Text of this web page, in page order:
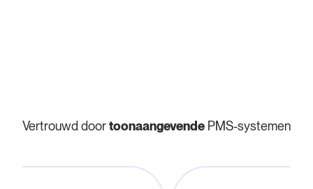
Vertrouwd doortoonaangevende PMS-systemen